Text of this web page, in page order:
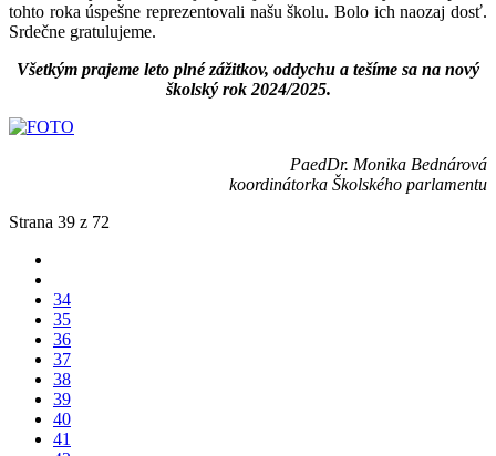
tohto roka úspešne reprezentovali našu školu. Bolo ich naozaj dosť.
Srdečne gratulujeme.
Všetkým prajeme leto plné zážitkov, oddychu a tešíme sa na nový
školský rok 2024/2025.
PaedDr. Monika Bednárová
koordinátorka Školského parlamentu
Strana 39 z 72
34
35
36
37
38
39
40
41